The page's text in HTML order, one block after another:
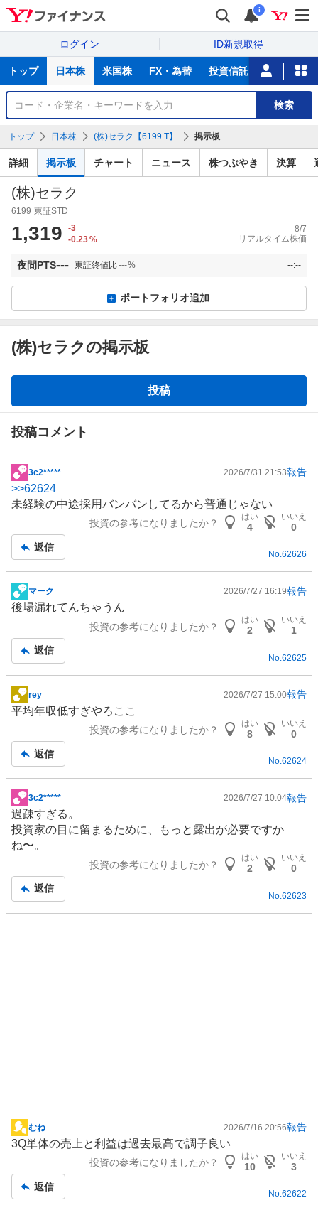
i
ログイン ID新規取得
サ
トップ 日本株 米国株 FX・為替 投資信託 ニュース
銘
検
索
検索
トップ 日本株 (株)セラク【6199.T】 掲示板
詳細 掲示板 チャート ニュース 株つぶやき 決算
(株)セラク
6199 東証STD
1,319
-3
-0.23%
8/7
リアルタイム株価
夜間PTS--- 東証終値比---% --:--
ポートフォリオ追加
(株)セラクの掲示板
板
投稿
投稿コメント
掲
示
板
3c2***** 2026/7/31 21:53報告
>>62624
未経験の中途採用バンバンしてるから普通じゃない
投資の参考になりましたか？
はい
4
いいえ
0
返信
No.62626
掲
示
事
マーク 2026/7/27 16:19報告
後場漏れてんちゃうん
投資の参考になりましたか？
はい
2
いいえ
1
返信
No. 62625
掲
示
事
rey 2026/7/27 15:00報告
平均年収低すぎやろここ
投資の参考になりましたか？
はい
8
いいえ
0
返信
No.62624
掲
示
板
記
3c2***** 2026/7/27 10:04報告
過疎すぎる。
投資家の目に留まるために、もっと露出が必要ですか
ね〜。
投資の参考になりましたか？
はい
2
いいえ
0
返信
No. 62623
掲
示
事
むね 2026/7/16 20:56報告
3Q単体の売上と利益は過去最高で調子良い
投資の参考になりましたか？
はい
10
いいえ
3
返信
No.62622